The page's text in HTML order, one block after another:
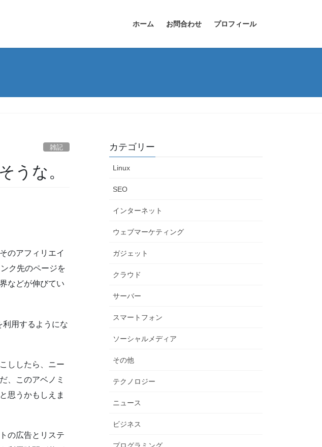
ホーム お問合わせ プロフィール
雑記
うな。
のアフィリエイ
ク先のページを
などが伸びてい
用するようにな
ししたら、ニー
、このアベノミ
思うかもしえま
の広告とリステ
カテゴリー
Linux
SEO
インターネット
ウェブマーケティング
ガジェット
クラウド
サーバー
スマートフォン
ソーシャルメディア
その他
テクノロジー
ニュース
ビジネス